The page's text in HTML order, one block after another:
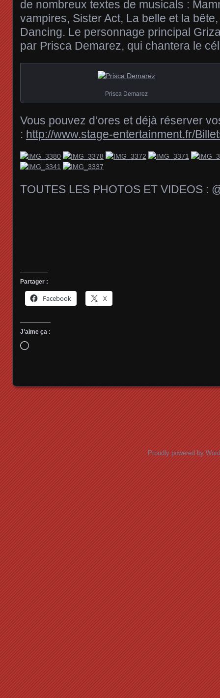
de nombreux textes de musicals :
vampires, Sister Act, La belle et la
Dancing. Le personnage principal
par Prisca Demarez, qui chantera le
Prisca Demarez
Vous pouvez d’ores et déjà réserver
: http://www.stage-entertainment.fr/
TOUTES LES PHOTOS ET VIDEOS :
Partager :
Facebook X
J’aime ça :
Chargement…
Proudly powered by